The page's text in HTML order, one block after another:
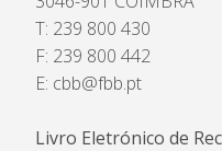
T: 239 800 430
F: 239 800 442
E: cbb@fbb.pt
Livro Eletrónico de